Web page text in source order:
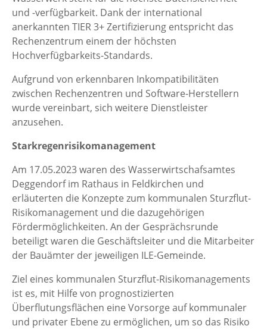
und -verfügbarkeit. Dank der international
anerkannten TIER 3+ Zertifizierung entspricht das
Rechenzentrum einem der höchsten
Hochverfügbarkeits-Standards.
Aufgrund von erkennbaren Inkompatibilitäten
zwischen Rechenzentren und Software-Herstellern
wurde vereinbart, sich weitere Dienstleister
anzusehen.
Starkregenrisikomanagement
Am 17.05.2023 waren des Wasserwirtschafsamtes
Deggendorf im Rathaus in Feldkirchen und
erläuterten die Konzepte zum kommunalen Sturzflut-
Risikomanagement und die dazugehörigen
Fördermöglichkeiten. An der Gesprächsrunde
beteiligt waren die Geschäftsleiter und die Mitarbeiter
der Bauämter der jeweiligen ILE-Gemeinde.
Ziel eines kommunalen Sturzflut-Risikomanagements
ist es, mit Hilfe von prognostizierten
Überflutungsflächen eine Vorsorge auf kommunaler
und privater Ebene zu ermöglichen, um so das Risiko